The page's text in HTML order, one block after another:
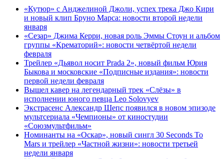
«Кутюр» с Анджелиной Джоли, успех трека Джо Кири
и новый клип Бруно Марса: новости второй недели
января
«Сезар» Джима Керри, новая роль Эммы Стоун и альбом
группы «Крематорий»: новости четвёртой недели
февраля
Трейлер «Дьявол носит Prada 2», новый фильм Юрия
Быкова и московские «Подписные издания»: новости
первой недели февраля
Вышел кавер на легендарный трек «Слёзы» в
исполнении юного певца Leo Solovyev
Экстрасенс Александр Шепс появился в новом эпизоде
мультсериала «Чемпионы» от киностудии
«Союзмультфильм»
Номинанты на «Оскар», новый сингл 30 Seconds To
Mars и трейлер «Частной жизни»: новости третьей
недели января